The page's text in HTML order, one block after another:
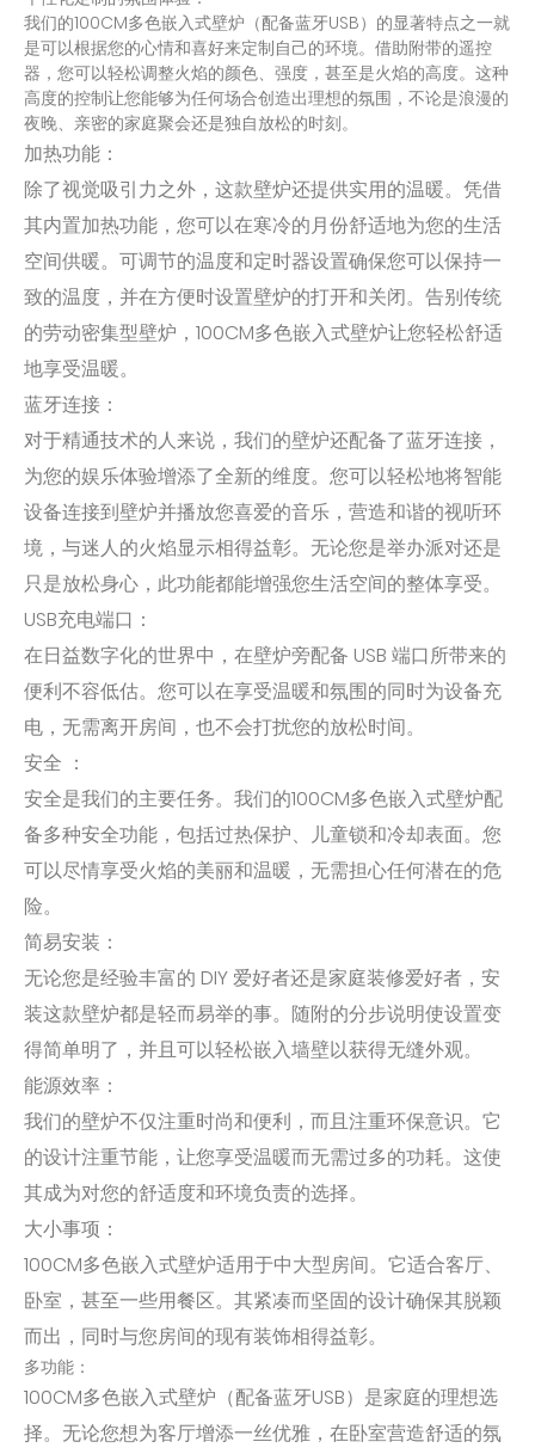
我们的100CM多色嵌入式壁炉（配备蓝牙USB）的显著特点之一就
是可以根据您的心情和喜好来定制自己的环境。借助附带的遥控
器，您可以轻松调整火焰的颜色、强度，甚至是火焰的高度。这种
高度的控制让您能够为任何场合创造出理想的氛围，不论是浪漫的
夜晚、亲密的家庭聚会还是独自放松的时刻。
加热功能：
除了视觉吸引力之外，这款壁炉还提供实用的温暖。凭借
其内置加热功能，您可以在寒冷的月份舒适地为您的生活
空间供暖。可调节的温度和定时器设置确保您可以保持一
致的温度，并在方便时设置壁炉的打开和关闭。告别传统
的劳动密集型壁炉，100CM多色嵌入式壁炉让您轻松舒适
地享受温暖。
蓝牙连接：
对于精通技术的人来说，我们的壁炉还配备了蓝牙连接，
为您的娱乐体验增添了全新的维度。您可以轻松地将智能
设备连接到壁炉并播放您喜爱的音乐，营造和谐的视听环
境，与迷人的火焰显示相得益彰。无论您是举办派对还是
只是放松身心，此功能都能增强您生活空间的整体享受。
USB充电端口：
在日益数字化的世界中，在壁炉旁配备 USB 端口所带来的
便利不容低估。您可以在享受温暖和氛围的同时为设备充
电，无需离开房间，也不会打扰您的放松时间。
安全 ：
安全是我们的主要任务。我们的100CM多色嵌入式壁炉配
备多种安全功能，包括过热保护、儿童锁和冷却表面。您
可以尽情享受火焰的美丽和温暖，无需担心任何潜在的危
险。
简易安装：
无论您是经验丰富的 DIY 爱好者还是家庭装修爱好者，安
装这款壁炉都是轻而易举的事。随附的分步说明使设置变
得简单明了，并且可以轻松嵌入墙壁以获得无缝外观。
能源效率：
我们的壁炉不仅注重时尚和便利，而且注重环保意识。它
的设计注重节能，让您享受温暖而无需过多的功耗。这使
其成为对您的舒适度和环境负责的选择。
大小事项：
100CM多色嵌入式壁炉适用于中大型房间。它适合客厅、
卧室，甚至一些用餐区。其紧凑而坚固的设计确保其脱颖
而出，同时与您房间的现有装饰相得益彰。
多功能：
100CM多色嵌入式壁炉（配备蓝牙USB）是家庭的理想选
择。无论您想为客厅增添一丝优雅，在卧室营造舒适的氛